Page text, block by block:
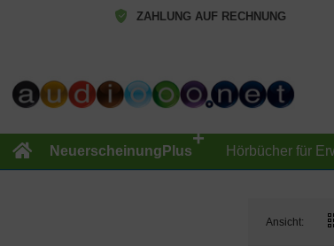
ZAHLUNG AUF RECHNUNG
NeuerscheinungPlus
+
Hörbücher für
Ansicht: